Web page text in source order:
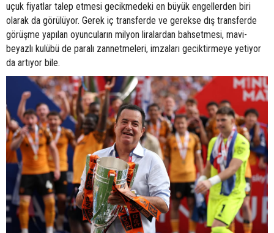
uçuk fiyatlar talep etmesi gecikmedeki en büyük engellerden biri
olarak da görülüyor. Gerek iç transferde ve gerekse dış transferde
görüşme yapılan oyuncuların milyon liralardan bahsetmesi, mavi-
beyazlı kulübü de paralı zannetmeleri, imzaları geciktirmeye yetiyor
da artıyor bile.